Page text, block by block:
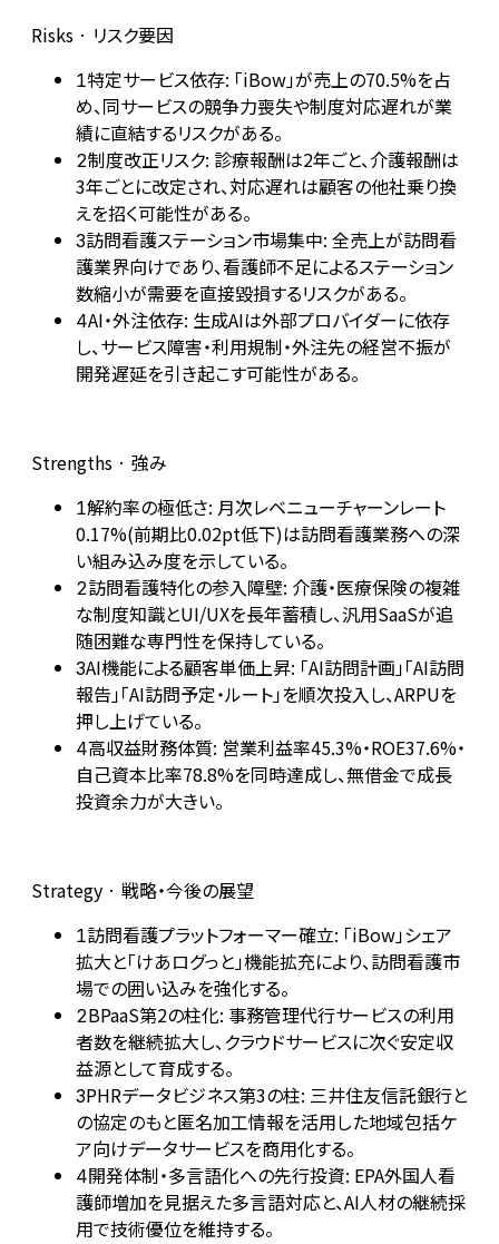
Risks · リスク要因
1特定サービス依存: 「iBow」が売上の70.5%を占
め、同サービスの競争力喪失や制度対応遅れが業
績に直結するリスクがある。
2制度改正リスク: 診療報酬は2年ごと、介護報酬は
3年ごとに改定され、対応遅れは顧客の他社乗り換
えを招く可能性がある。
3訪問看護ステーション市場集中: 全売上が訪問看
護業界向けであり、看護師不足によるステーション
数縮小が需要を直接毀損するリスクがある。
4AI・外注依存: 生成AIは外部プロバイダーに依存
し、サービス障害・利用規制・外注先の経営不振が
開発遅延を引き起こす可能性がある。
Strengths · 強み
1解約率の極低さ: 月次レベニューチャーンレート
0.17%(前期比0.02pt低下)は訪問看護業務への深
い組み込み度を示している。
2訪問看護特化の参入障壁: 介護・医療保険の複雑
な制度知識とUI/UXを長年蓄積し、汎用SaaSが追
随困難な専門性を保持している。
3AI機能による顧客単価上昇: 「AI訪問計画」「AI訪問
報告」「AI訪問予定・ルート」を順次投入し、ARPUを
押し上げている。
4高収益財務体質: 営業利益率45.3%・ROE37.6%・
自己資本比率78.8%を同時達成し、無借金で成長
投資余力が大きい。
Strategy · 戦略・今後の展望
1訪問看護プラットフォーマー確立: 「iBow」シェア
拡大と「けあログっと」機能拡充により、訪問看護市
場での囲い込みを強化する。
2BPaaS第2の柱化: 事務管理代行サービスの利用
者数を継続拡大し、クラウドサービスに次ぐ安定収
益源として育成する。
3PHRデータビジネス第3の柱: 三井住友信託銀行と
の協定のもと匿名加工情報を活用した地域包括ケ
ア向けデータサービスを商用化する。
4開発体制・多言語化への先行投資: EPA外国人看
護師増加を見据えた多言語対応と、AI人材の継続採
用で技術優位を維持する。